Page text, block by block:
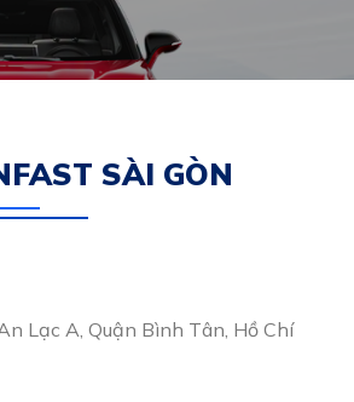
SÀI GÒN
Lạc A, Quận Bình Tân, Hồ Chí